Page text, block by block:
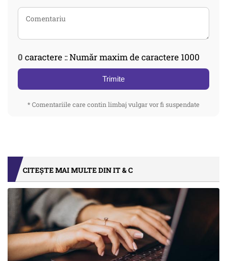
0 caractere :: Număr maxim de caractere 1000
Trimite
* Comentariile care contin limbaj vulgar vor fi suspendate
CITEȘTE MAI MULTE DIN IT & C